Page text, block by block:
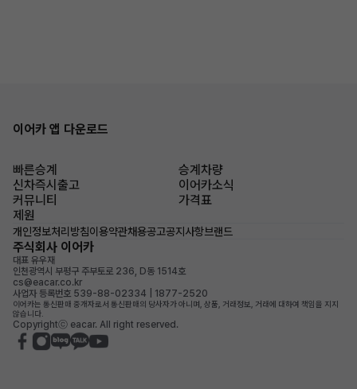
이어카 앱 다운로드
빠른승계
승계차량
신차즉시출고
이어카소식
커뮤니티
가격표
제원
개인정보처리방침이용약관채용공고공지사항브랜드
주식회사 이어카
대표 유우재
인천광역시 부평구 주부토로 236, D동 1514호
cs@eacar.co.kr
사업자 등록번호 539-88-02334 | 1877-2520
이어카는 통신판매 중개자로서 통신판매의 당사자가 아니며, 상품, 거래정보, 거래에 대하여 책임을 지지
않습니다.
Copyrightⓒ eacar. All right reserved.